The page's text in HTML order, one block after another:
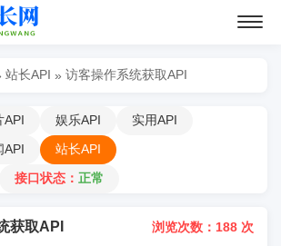
站长API » 访客操作系统获取API
API 娱乐API
实用API
API
站长API
接口状态： 正常
获取API 浏览次数：188 次